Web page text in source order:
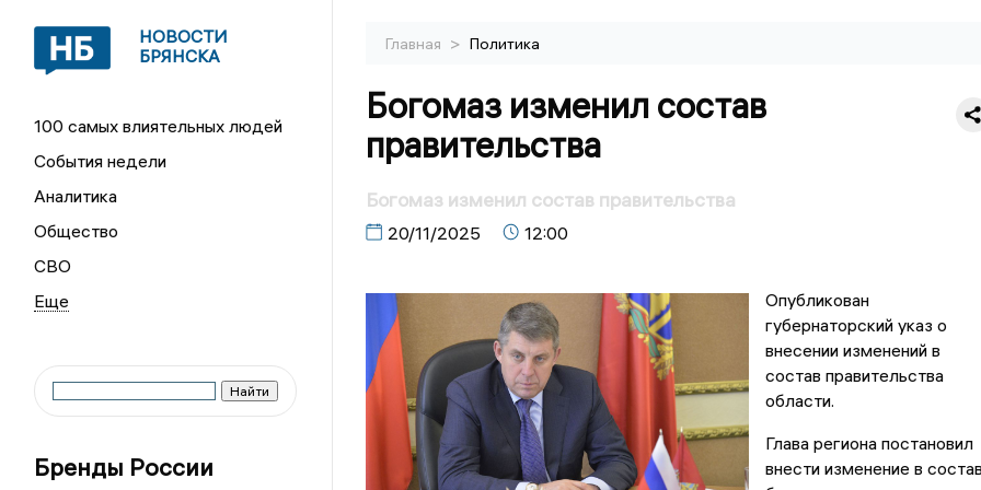
НОВОСТИ
БРЯНСКА
100 самых влиятельных людей
События недели
Аналитика
Общество
СВО
Бренды России
Главная > Политика
Богомаз изменил состав
правительства
Богомаз изменил состав правительства
20/11/2025 12:00
Опубликован
губернаторский указ о
внесении изменений в
состав правительства
области.
Глава региона постановил
внести изменение в